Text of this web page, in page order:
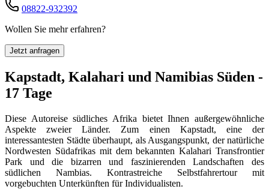
08822-932392
Wollen Sie mehr erfahren?
Jetzt anfragen
Kapstadt, Kalahari und Namibias Süden -
17 Tage
Diese Autoreise südliches Afrika bietet Ihnen außergewöhnliche
Aspekte zweier Länder. Zum einen Kapstadt, eine der
interessantesten Städte überhaupt, als Ausgangspunkt, der natürliche
Nordwesten Südafrikas mit dem bekannten Kalahari Transfrontier
Park und die bizarren und faszinierenden Landschaften des
südlichen Nambias. Kontrastreiche Selbstfahrertour mit
vorgebuchten Unterkünften für Individualisten.